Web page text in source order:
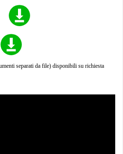
separati da file) disponibili su richiesta